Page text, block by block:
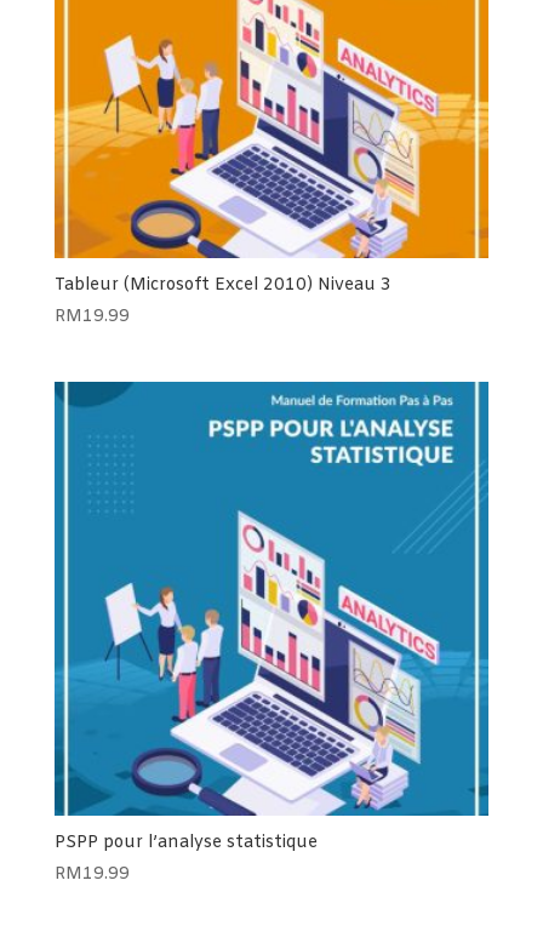
Tableur (Microsoft Excel 2010) Niveau 3
RM19.99
PSPP pour l’analyse statistique
RM19.99